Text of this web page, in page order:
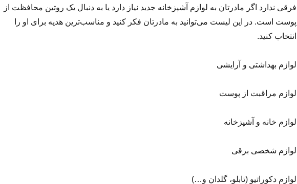
فرقی ندارد اگر مادرتان به لوازم آشپزخانه جدید نیاز دارد یا به دنبال یک روتین محافظت از
پوست است. در این لیست می‌توانید به مادرتان فکر کنید و مناسب‌ترین هدیه برای او را
انتخاب کنید.
لوازم بهداشتی و آرایشی
لوازم مراقبت از پوست
لوازم خانه و آشپزخانه
لوازم شخصی برقی
لوازم دکوراتیو (تابلو، گلدان و…)